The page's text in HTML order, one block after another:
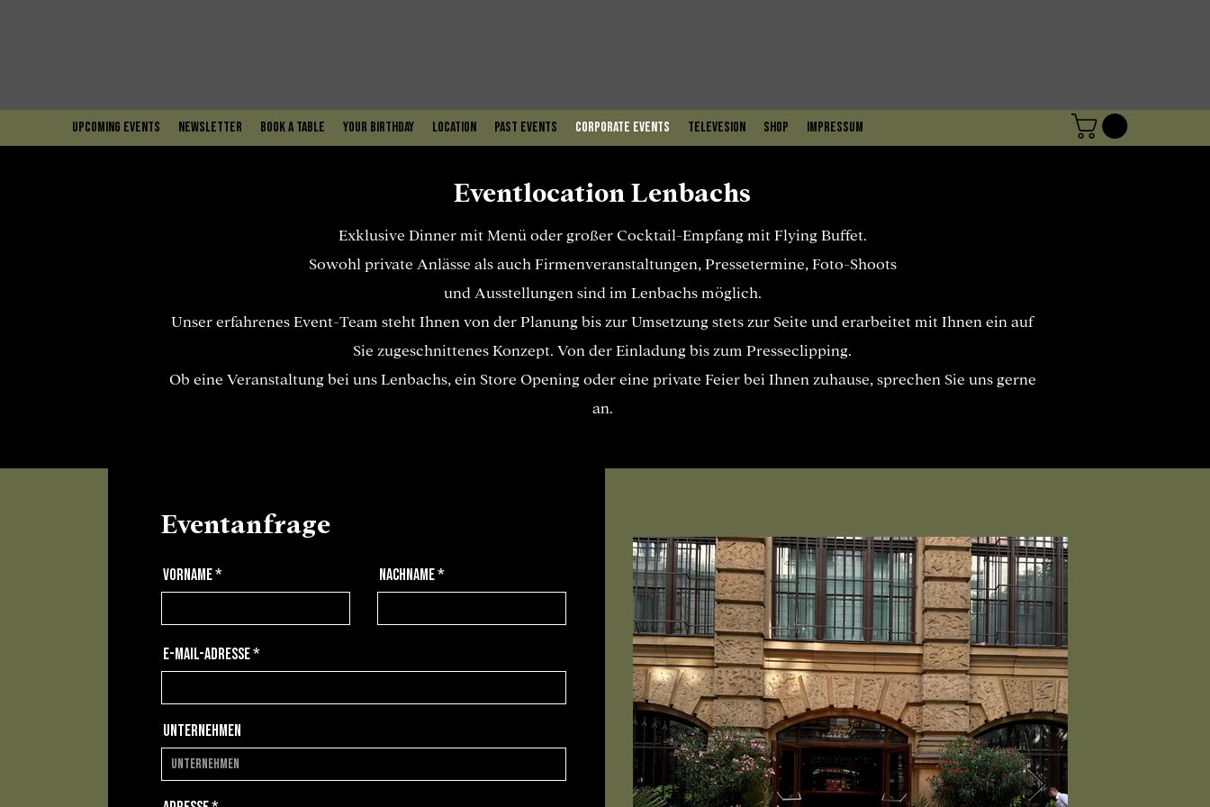
upcoming events Newsletter book a table Your Birthday Location PAST EVENTS Corporate Events Televesion Shop Impressum
Eventlocation Lenbachs
Exklusive Dinner mit Menü oder großer Cocktail-Empfang mit Flying Buffet.
Sowohl private Anlässe als auch Firmenveranstaltungen, Pressetermine, Foto-Shoots
und Ausstellungen sind im Lenbachs möglich.
Unser erfahrenes Event-Team steht Ihnen von der Planung bis zur Umsetzung stets zur Seite und erarbeitet mit Ihnen ein auf
Sie zugeschnittenes Konzept. Von der Einladung bis zum Presseclipping.
Ob eine Veranstaltung bei uns Lenbachs, ein Store Opening oder eine private Feier bei Ihnen zuhause, sprechen Sie uns gerne
an.
Eventanfrage
Vorname Nachname
E-Mail-Adresse
Unternehmen